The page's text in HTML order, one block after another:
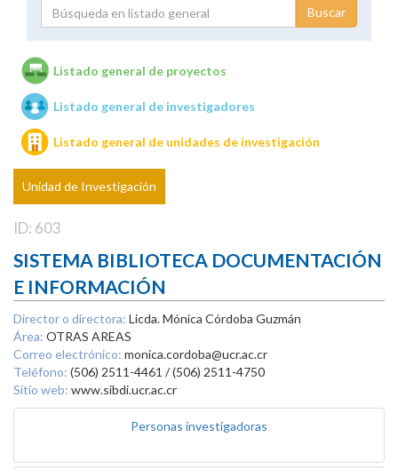
Unidades de investigación
Listado general de proyectos
Listado general de investigadores
Listado general de unidades de investigación
Unidad de Investigación
ID: 603
SISTEMA BIBLIOTECA DOCUMENTACIÓN
E INFORMACIÓN
Director o directora: Licda. Mónica Córdoba Guzmán
Área: OTRAS AREAS
Correo electrónico: monica.cordoba@ucr.ac.cr
Teléfono: (506) 2511-4461 / (506) 2511-4750
Sitio web: www.sibdi.ucr.ac.cr
Personas investigadoras